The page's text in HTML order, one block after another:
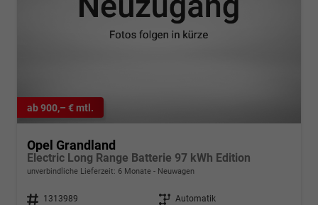
ab 900,– € mtl.
Opel Grandland
Electric Long Range Batterie 97 kWh Edition
unverbindliche Lieferzeit: 6 Monate Neuwagen
Fahrzeugnr. 1313989 Getriebe Automatik